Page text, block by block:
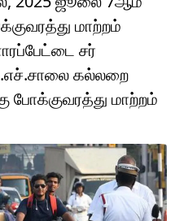
மாற்றம்
சர்
கல்லறை
போக்குவரத்து மாற்றம்